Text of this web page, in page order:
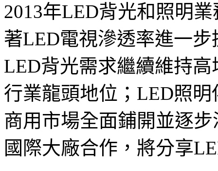
2013年LED背光和照明
著LED電視滲透率進一
LED背光需求繼續維持
行業龍頭地位；LED照
商用市場全面鋪開並逐
國際大廠合作，將分享